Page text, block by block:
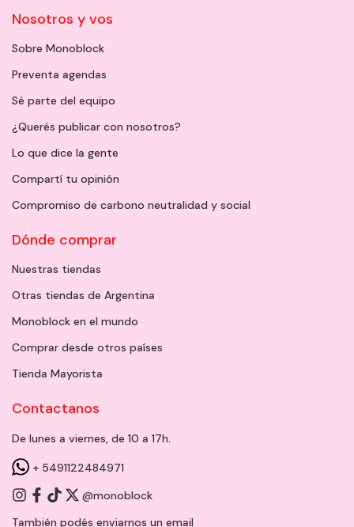
Nosotros y vos
Sobre Monoblock
Preventa agendas
Sé parte del equipo
¿Querés publicar con nosotros?
Lo que dice la gente
Compartí tu opinión
Compromiso de carbono neutralidad y social
Dónde comprar
Nuestras tiendas
Otras tiendas de Argentina
Monoblock en el mundo
Comprar desde otros países
Tienda Mayorista
Contactanos
De lunes a viernes, de 10 a 17h.
+ 5491122484971
@monoblock
También podés enviarnos un email